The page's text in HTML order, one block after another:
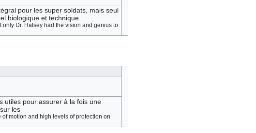
pour les super soldats, mais seul
biologique et technique.
Dr. Halsey had the vision and genius to
utiles pour assurer à la fois une
les
motion and high levels of protection on